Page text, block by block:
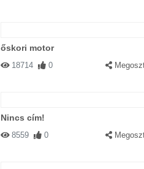
őskori motor
18714 0
Nincs cím!
8559 0